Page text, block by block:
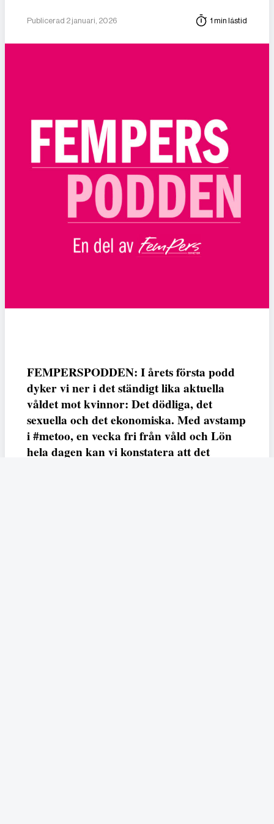
Publicerad 2 januari, 2026 1 min lästid
FEMPERSPODDEN: I årets första podd
dyker vi ner i det ständigt lika aktuella
våldet mot kvinnor: Det dödliga, det
sexuella och det ekonomiska. Med avstamp
i #metoo, en vecka fri från våld och Lön
hela dagen kan vi konstatera att det